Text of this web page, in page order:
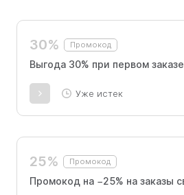
30% Промокод
Выгода 30% при первом
Уже истек
25% Промокод
Промокод на −25% на заказы